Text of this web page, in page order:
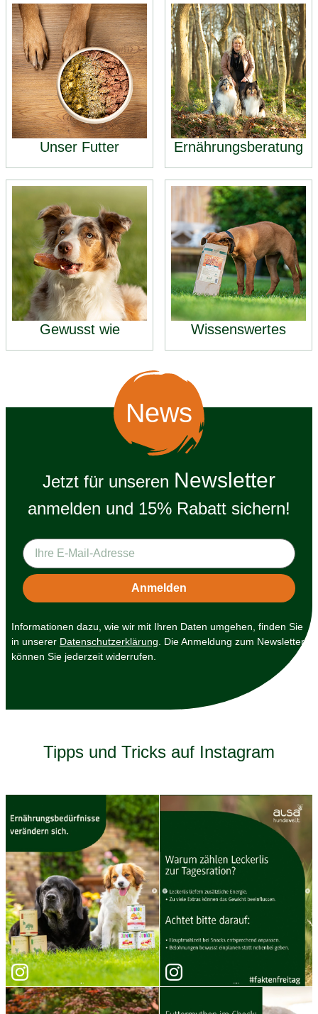
Unser Futter Ernährungsberatung
Gewusst wie Wissenswertes
News
Jetzt für unseren Newsletter
anmelden und 15% Rabatt sichern!
Informationen dazu, wie wir mit Ihren Daten umgehen, finden Sie
in unserer Datenschutzerklärung . Die Anmeldung zum Newsletter
können Sie jederzeit widerrufen.
Tipps und Tricks auf Instagram